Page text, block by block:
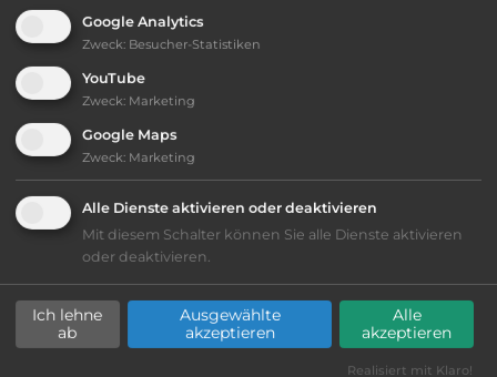
Öffnungszeiten:
Telefon:
Ausstattung
Google Analytics
Zweck: Besucher-Statistiken
YouTube
Zweck: Marketing
Google Maps
Zweck: Marketing
Alle Dienste aktivieren oder deaktivieren
Mit diesem Schalter können Sie alle Dienste aktivieren
oder deaktivieren.
Ich lehne
ab
Ausgewählte
akzeptieren
Alle
akzeptieren
Realisiert mit Klaro!